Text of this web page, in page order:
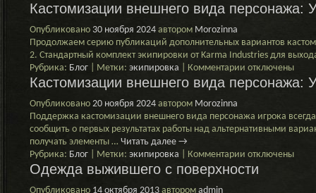
записи
Крепкая
—
залог
успеха!
Кастомизации внешнего вида персонажа:
Опубликовано 30 ноября 2024 автором Morozinna
Продолжаем серию публикаций дополнительных вариантов
2. Стандартный комплект экипировки от Karma Industries для
Рубрика: Блог Метки: экипировка Комментарии к
записи
Кастомизации
вида
персонажа:
версия
Комплекта
отключены
Кастомизации внешнего вида персонажа:
Опубликовано 20 ноября 2024 автором Morozinna
Поддержка кастомизации внешнего вида персонажа игрока
сообщить о первых результатах работы над альтернативными
получать элементы … Читать далее →
Рубрика: Блог Метки: экипировка Комментарии к
записи
отключены
Одежда выжившего с поверхности
Опубликовано 14 октября 2013 автором admin